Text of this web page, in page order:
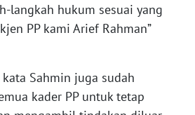
langkah hukum sesuai yang
PP kami Arief Rahman”
kata Sahmin juga sudah
kader PP untuk tetap